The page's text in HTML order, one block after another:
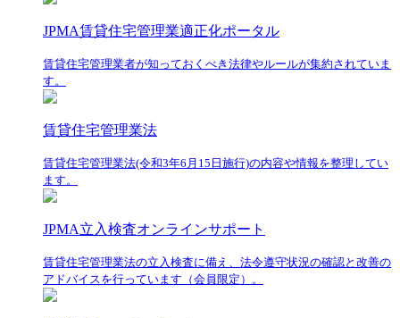
JPMA賃貸住宅管理業適正化ポータル
賃貸住宅管理業者が知っておくべき法律やルールが集約されていま
す。
賃貸住宅管理業法
賃貸住宅管理業法(令和3年6月15日施行)の内容や情報を整理してい
ます。
JPMA立入検査オンラインサポート
賃貸住宅管理業法の立入検査に備え、法令遵守状況の確認と改善の
アドバイスを行っています（会員限定）。